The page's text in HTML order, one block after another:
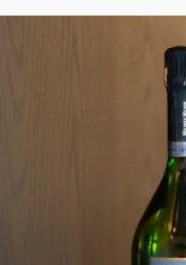
エクラプレミア
通販ランキング
デジタルカタロ
エクラプレミア
インフォメーショ